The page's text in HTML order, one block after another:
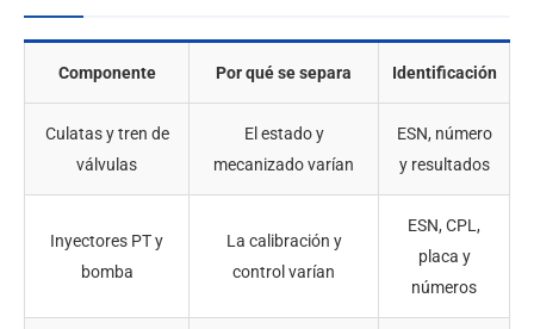
Componente Por qué se separa Identificación
Culatas y tren de
válvulas
El estado y
mecanizado varían
ESN, número
y resultados
Inyectores PT y
bomba
La calibración y
control varían
ESN, CPL,
placa y
números